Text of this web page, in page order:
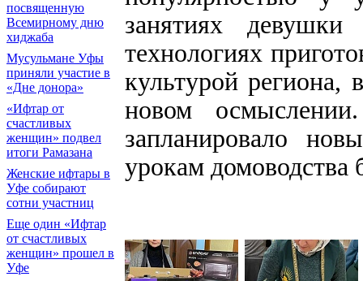
посвященную
Всемирному дню
хиджаба
Мусульмане Уфы
приняли участие в
«Дне донора»
«Ифтар от
счастливых
женщин» подвел
итоги Рамазана
Женские ифтары в
Уфе собирают
сотни участниц
Еще один «Ифтар
от счастливых
женщин» прошел в
Уфе
занятиях
технологиях
культурой региона,
новом
запланировало
урокам домоводства